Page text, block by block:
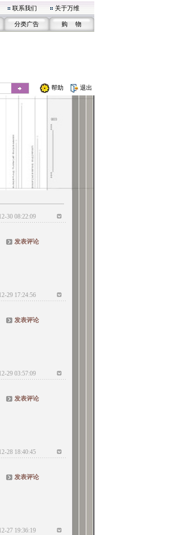
联系我们 关于万维
分类广告 购 物
帮助 退出
30 08:22:09
发表评论
29 17:24:56
发表评论
29 03:57:09
发表评论
28 18:40:45
发表评论
27 19:36:19